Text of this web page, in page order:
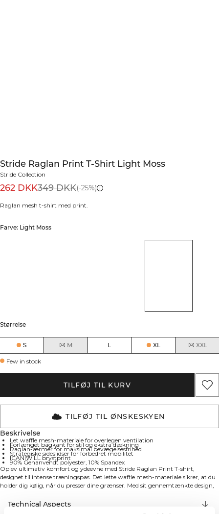
Stride Raglan Print T-Shirt Light Moss
Stride Collection
262 DKK349 DKK(-25%)
Raglan mesh t-shirt med print.
Farve: Light Moss
Størrelse
S M L XL XXL
Few in stock
TILFØJ TIL KURV
TILFØJ TIL ØNSKESKYEN
Beskrivelse
Let waffle mesh-materiale for overlegen ventilation
Forlænget bagkant for stil og ekstra dækning
Raglan-ærmer for maksimal bevægelsesfrihed
Strategiske sideslidser for forbedret mobilitet
ICANIWILL brystprint
90% Genanvendt polyester, 10% Spandex
Oplev ultimativ komfort og ydeevne med Stride Raglan Print T-shirt,
designet til intense træningspas. Det lette waffle mesh-materiale sikrer, at du
holder dig kølig, når du presser dine grænser. Med sit gennemtænkte design,
t-shirt både stil og funktionalitet. Raglan-ærmerne giver dig ubegrænset
Technical Aspects